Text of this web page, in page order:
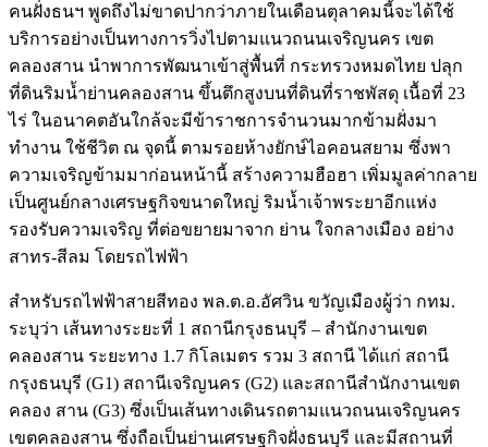
คนฝั่งธนฯ พูดถึงไม่ขาดปากว่าภายในเดือนตุลาคมนี้จะได้ใช้
บริการอย่างเป็นทางการวิ่งไปตามแนวถนนเจริญนคร เขต
คลองสาน นำพาการพัฒนาเข้าสู่พื้นที่ กระทรวงหมดไทย ปลุก
ที่ดินริมน้ำย่านคลองสาน ขึ้นตึกสูงบนที่ดินที่ราชพัสดุ เนื้อที่ 23
ไร่ ในอนาคตอันใกล้จะมีข้าราชการจำนวนมากข้ามฝั่งมา
ทำงาน ใช้ชีวิต ณ จุดนี้ ตามรอยห้างยักษ์ไอคอนสยาม ซึ่งพา
ความเจริญข้ามมาก่อนหน้านี้ สร้างความฮือฮา เพิ่มมูลค่ากลาย
เป็นศูนย์กลางเศรษฐกิจขนาดใหญ่ ริมน้ำเจ้าพระยาอีกแห่ง
รองรับความเจริญ ที่ต่อขยายมาจาก ย่าน ใจกลางเมือง อย่าง
สาทร-สีลม โดยรถไฟฟ้า
สำหรับรถไฟฟ้าสายสีทอง พล.ต.อ.อัศวิน ขวัญเมืองผู้ว่า กทม.
ระบุว่า เส้นทางระยะที่ 1 สถานีกรุงธนบุรี – สำนักงานเขต
คลองสาน ระยะทาง 1.7 กิโลเมตร รวม 3 สถานี ได้แก่ สถานี
กรุงธนบุรี (G1) สถานีเจริญนคร (G2) และสถานีสำนักงานเขต
คลอง สาน (G3) ซึ่งเป็นเส้นทางเดินรถตามแนวถนนเจริญนคร
เขตคลองสาน ซึ่งถือเป็นย่านเศรษฐกิจฝั่งธนบุรี และมีสถานที่